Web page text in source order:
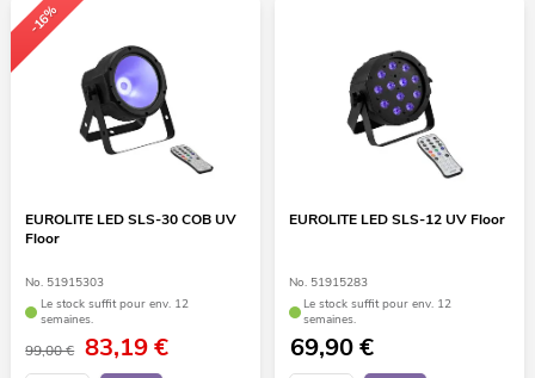
-16%
EUROLITE LED SLS-30 COB UV
Floor
No. 51915303
Le stock suffit pour env. 12
semaines.
99,00 € 83,19€
EUROLITE LED SLS-12 UV Floor
No. 51915283
Le stock suffit pour env. 12
semaines.
69,90€